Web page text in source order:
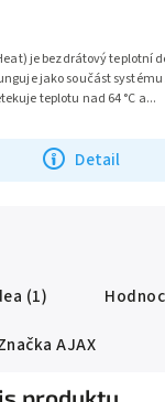
Detail
je bezdrátový teplotní
jako součást systému
teplotu nad 64 °C a...
(1)
AJAX